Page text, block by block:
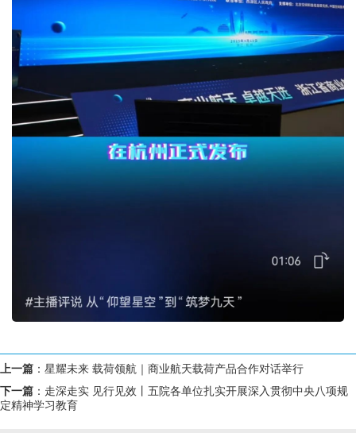
上一篇 ： 星耀未来 载荷领航｜商业航天载荷产品合作对话举行
下一篇 ： 走深走实 见行见效丨五院各单位扎实开展深入贯彻中央八项规
定精神学习教育